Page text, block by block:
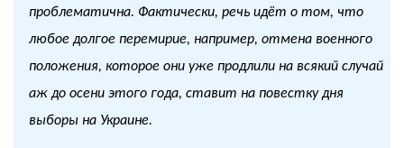
проблематична. Фактически, речь идёт о том, что
любое долгое перемирие, например, отмена военного
положения, которое они уже продлили на всякий случай
аж до осени этого года, ставит на повестку дня
выборы на Украине.